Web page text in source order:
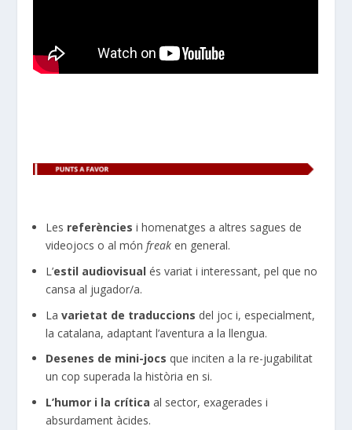
Les referències i homenatges a altres sagues de
videojocs o al món freak en general.
L’estil audiovisual és variat i interessant, pel que no
cansa al jugador/a.
Lavarietat de traduccions del joc i, especialment,
la catalana, adaptant l’aventura a la llengua.
Desenes de mini-jocs que inciten a la re-jugabilitat
un cop superada la història en si.
L’humor i la crítica al sector, exagerades i
absurdament àcides.